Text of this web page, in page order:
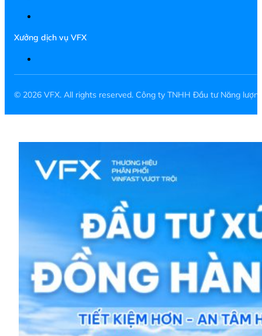
Xưởng dịch vụ VFX
© 2026 VFX. All rights reserved. Công ty TNHH Đầu tư Năng